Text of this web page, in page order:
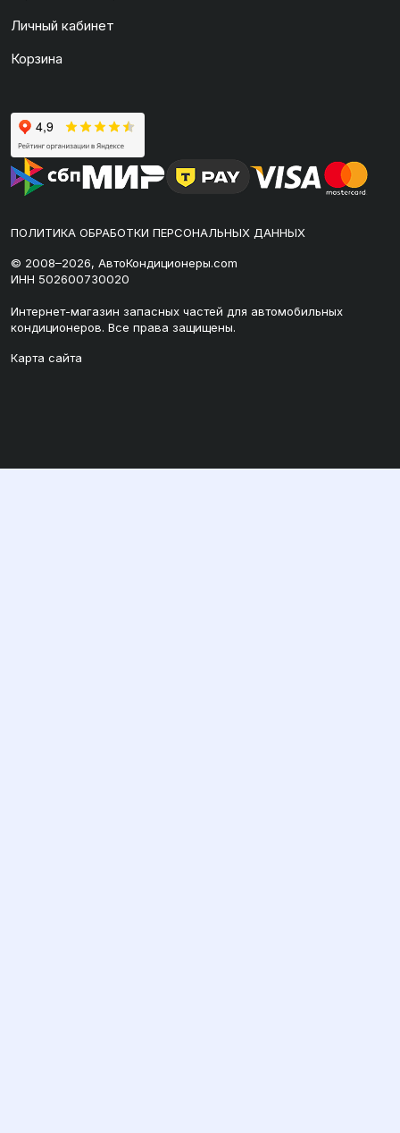
Личный кабинет
Корзина
ПОЛИТИКА ОБРАБОТКИ ПЕРСОНАЛЬНЫХ ДАННЫХ
© 2008–2026, АвтоКондиционеры.com
ИНН 502600730020
Интернет-магазин запасных частей для автомобильных
кондиционеров. Все права защищены.
Карта сайта